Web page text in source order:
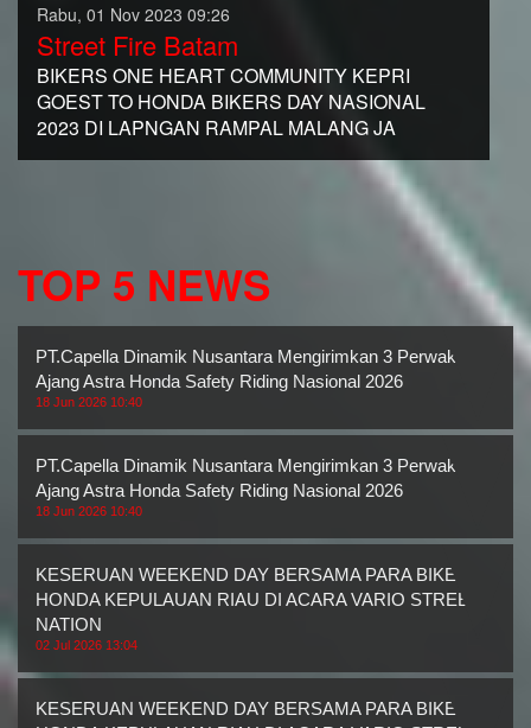
Rabu, 01 Nov 2023 09:26
Street Fire Batam
BIKERS ONE HEART COMMUNITY KEPRI
GOEST TO HONDA BIKERS DAY NASIONAL
2023 DI LAPNGAN RAMPAL MALANG JA
TOP 5 NEWS
PT.Capella Dinamik Nusantara Mengirimkan 3 Perwakilan
Ajang Astra Honda Safety Riding Nasional 2026
18 Jun 2026 10:40
PT.Capella Dinamik Nusantara Mengirimkan 3 Perwakilan
Ajang Astra Honda Safety Riding Nasional 2026
18 Jun 2026 10:40
KESERUAN WEEKEND DAY BERSAMA PARA BIKERS
HONDA KEPULAUAN RIAU DI ACARA VARIO STREET
NATION
02 Jul 2026 13:04
KESERUAN WEEKEND DAY BERSAMA PARA BIKERS